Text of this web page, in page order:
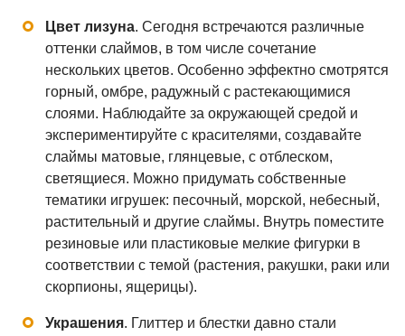
Цвет лизуна. Сегодня встречаются различные
оттенки слаймов, в том числе сочетание
нескольких цветов. Особенно эффектно смотрятся
горный, омбре, радужный с растекающимися
слоями. Наблюдайте за окружающей средой и
экспериментируйте с красителями, создавайте
слаймы матовые, глянцевые, с отблеском,
светящиеся. Можно придумать собственные
тематики игрушек: песочный, морской, небесный,
растительный и другие слаймы. Внутрь поместите
резиновые или пластиковые мелкие фигурки в
соответствии с темой (растения, ракушки, раки или
скорпионы, ящерицы).
Украшения. Глиттер и блестки давно стали